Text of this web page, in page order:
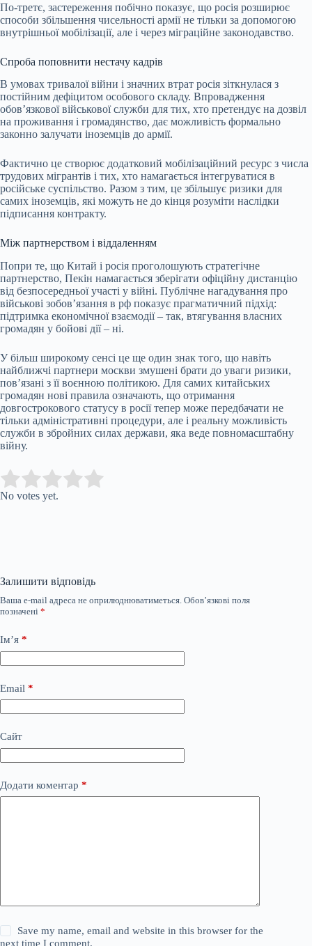
По-третє, застереження побічно показує, що росія розширює
способи збільшення чисельності армії не тільки за допомогою
внутрішньої мобілізації, але і через міграційне законодавство.
Спроба поповнити нестачу кадрів
В умовах тривалої війни і значних втрат росія зіткнулася з
постійним дефіцитом особового складу. Впровадження
обов’язкової військової служби для тих, хто претендує на дозвіл
на проживання і громадянство, дає можливість формально
законно залучати іноземців до армії.
Фактично це створює додатковий мобілізаційний ресурс з числа
трудових мігрантів і тих, хто намагається інтегруватися в
російське суспільство. Разом з тим, це збільшує ризики для
самих іноземців, які можуть не до кінця розуміти наслідки
підписання контракту.
Між партнерством і віддаленням
Попри те, що Китай і росія проголошують стратегічне
партнерство, Пекін намагається зберігати офіційну дистанцію
від безпосередньої участі у війні. Публічне нагадування про
військові зобов’язання в рф показує прагматичний підхід:
підтримка економічної взаємодії – так, втягування власних
громадян у бойові дії – ні.
У більш широкому сенсі це ще один знак того, що навіть
найближчі партнери москви змушені брати до уваги ризики,
пов’язані з її воєнною політикою. Для самих китайських
громадян нові правила означають, що отримання
довгострокового статусу в росії тепер може передбачати не
тільки адміністративні процедури, але і реальну можливість
служби в збройних силах держави, яка веде повномасштабну
війну.
Rate this item:
No votes yet.
Залишити відповідь
Ваша e-mail адреса не оприлюднюватиметься. Обов’язкові поля
позначені *
Ім’я *
Email *
Сайт
Додати коментар *
Save my name, email and website in this browser for the
next time I comment.